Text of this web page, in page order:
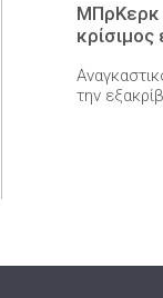
ΜΠρΚερκ
κρίσιμος
την